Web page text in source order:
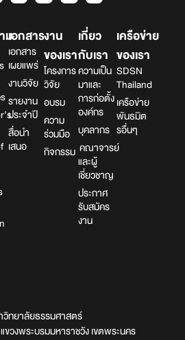
มเอกสาร
เอกสาร
เผยแพร่
งานวิจัย
รายงาน
ประจำปี
สื่อนำ
เสนอ
งาน
ของเรา
โครงการ
วิจัย
อบรม
ความ
ร่วมมือ
กิจกรรม
เกี่ยว
กับเรา
ความเป็น
มาและ
การก่อตั้ง
องค์กร
บุคลากร
คณาจารย์
และผู้
เชี่ยวชาญ
ประกาศ
รับสมัคร
งาน
เครือข่าย
ของเรา
SDSN
Thailand
เครือข่าย
พันธมิต
รอื่นๆ
ทยาลัยธรรมศาสตร์
ขวงพระบรมมหาราชวัง เขตพระนคร